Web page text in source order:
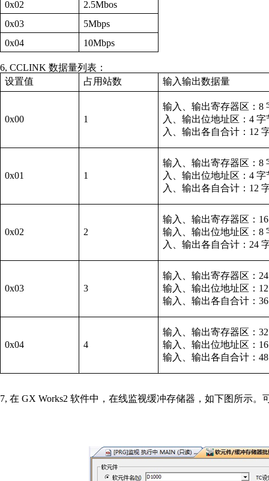
0x02
2.5Mbos
0x03
5Mbps
0x04
10Mbps
6, CCLINK 数据量列表：
设置值
占用站数 输入输出数据量
0x00 1
输入、输出寄存器区： 8
入、输出位地址区： 4 字
入、输出各自合计： 12
0x01 1
输入、输出寄存器区： 8
入、输出位地址区： 4 字
入、输出各自合计： 12
0x02 2
输入、输出寄存器区：
输入、输出位地址区： 8
入、输出各自合计： 24
0x03 3
输入、输出寄存器区：
输入、输出位地址区：
输入、输出各自合计：
0x04 4
输入、输出寄存器区：
输入、输出位地址区：
输入、输出各自合计：
7, 在 GX Works2 软件中，在线监视缓冲存储器，如下图所示。